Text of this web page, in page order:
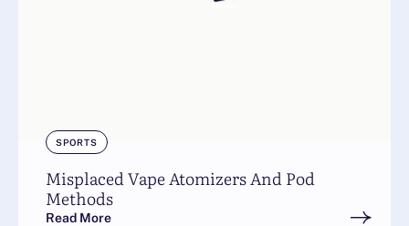
SPORTS
Misplaced Vape Atomizers And Pod
Methods
Read More